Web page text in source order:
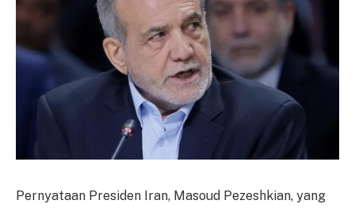
Pernyataan Presiden Iran, Masoud Pezeshkian, yang